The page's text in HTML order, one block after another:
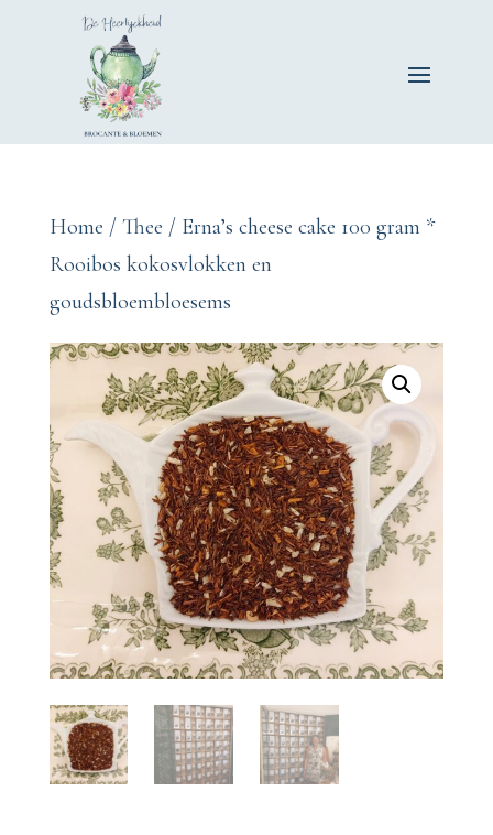
Home / Thee / Erna’s cheese cake 100 gram *
Rooibos kokosvlokken en
goudsbloembloesems